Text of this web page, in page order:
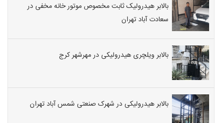
بالابر هیدرولیک ثابت مخصوص موتور خانه مخفی در
سعادت آباد تهران
بالابر ویلچری هیدرولیکی در مهرشهر کرج
بالابر هیدرولیکی در شهرک صنعتی شمس آباد تهران